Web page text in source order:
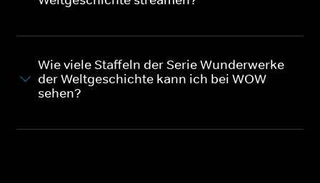
Wie viele Staffeln der Serie Wunderwerke
der Weltgeschichte kann ich bei WOW
sehen?